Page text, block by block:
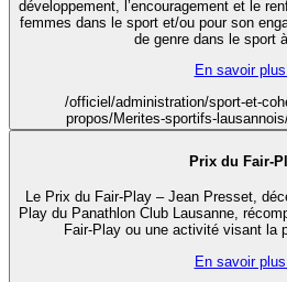
développement, l’encouragement et le
femmes dans le sport et/ou pour son
de genre dans le sport
En savoir
/officiel/administration/sport-et-
propos/Merites-sportifs-
Prix du Fair-
Le Prix du Fair-Play – Jean Presset,
Play du Panathlon Club Lausanne,
Fair-Play ou une activité visant la
En savoir